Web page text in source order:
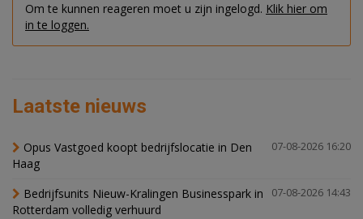
Om te kunnen reageren moet u zijn ingelogd. Klik hier om
in te loggen.
Laatste nieuws
07-08-2026 16:20
Opus Vastgoed koopt bedrijfslocatie in Den
Haag
07-08-2026 14:43
Bedrijfsunits Nieuw-Kralingen Businesspark in
Rotterdam volledig verhuurd